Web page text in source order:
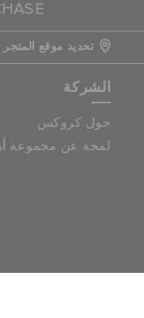
تحديد موقع المتجر
الشركة
حول كروكس
لمحة عن مجموعة